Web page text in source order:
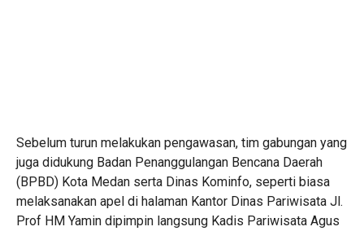
Sebelum turun melakukan pengawasan, tim gabungan yang
juga didukung Badan Penanggulangan Bencana Daerah
(BPBD) Kota Medan serta Dinas Kominfo, seperti biasa
melaksanakan apel di halaman Kantor Dinas Pariwisata Jl.
Prof HM Yamin dipimpin langsung Kadis Pariwisata Agus